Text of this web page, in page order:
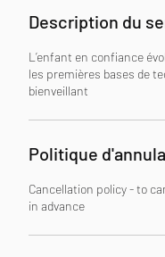
é
Description du
L’enfant en confiance
les premières bases de
bienveillant
Politique
Cancellation policy - to
in advance